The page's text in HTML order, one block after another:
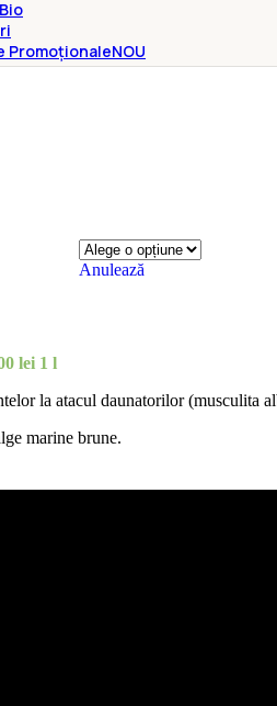
PromoționaleNOU
Anulează
lei 1 l
la atacul daunatorilor (musculita
marine brune.